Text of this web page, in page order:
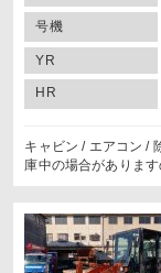
号機
YR
HR
キャビン / エアコン /
庫中の場合がありま